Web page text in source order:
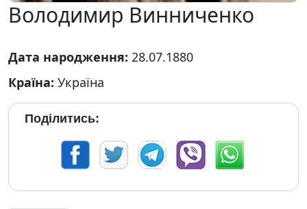
Володимир Винниченко
Дата народження: 28.07.1880
Країна: Україна
Поділитись: